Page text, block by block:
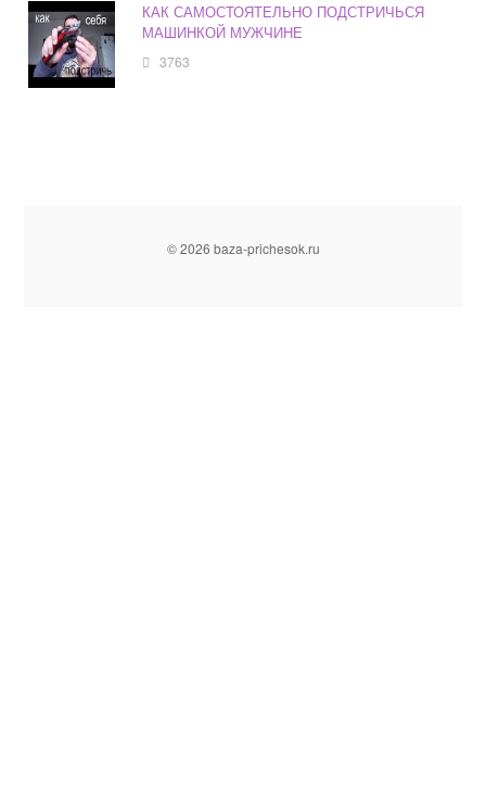
КАК САМОСТОЯТЕЛЬНО ПОДСТРИЧЬСЯ
МАШИНКОЙ МУЖЧИНЕ
3763
© 2026 baza-prichesok.ru